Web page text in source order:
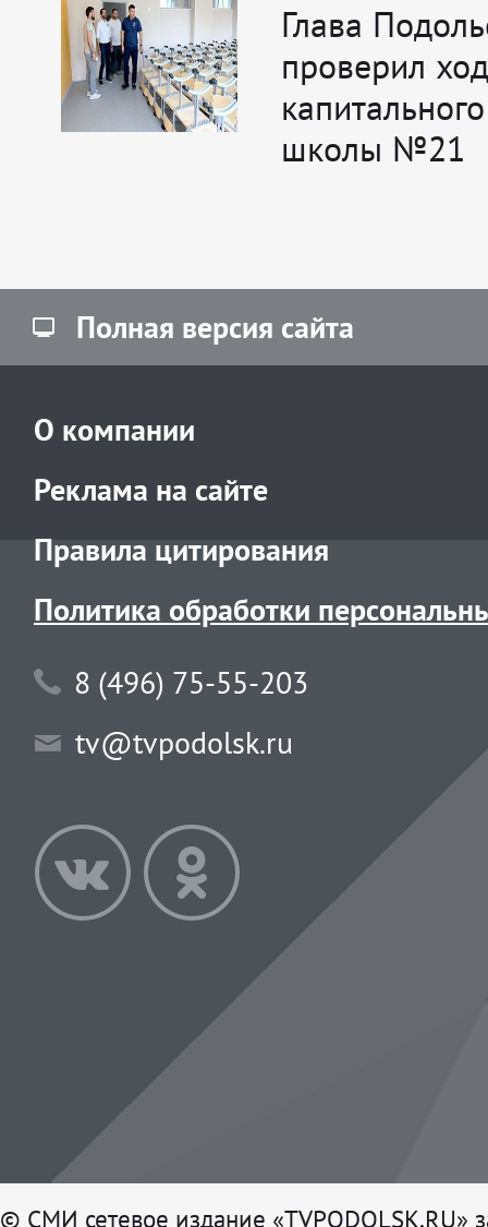
Глава
проверил ход
школы №21
Полная версия сайта
О компании
Реклама на сайте
Правила цитирования
Политика обработки
8 (496) 75-55-203
tv@tvpodolsk.ru
© СМИ сетевое издание «TVPODOLSK.RU»